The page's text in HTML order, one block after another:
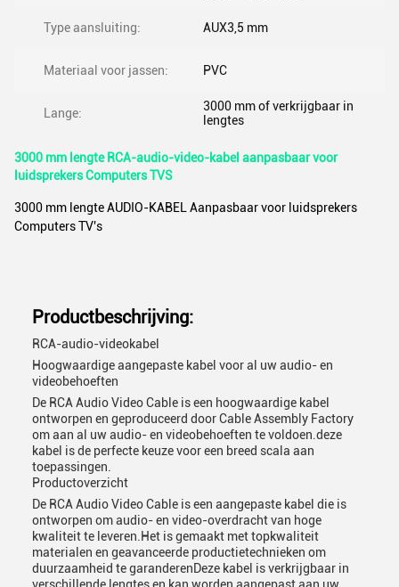
Type aansluiting: AUX3,5 mm
Materiaal voor jassen: PVC
Lange:
3000 mm of verkrijgbaar in
lengtes
3000 mm lengte RCA-audio-video-kabel aanpasbaar voor
luidsprekers Computers TVS
3000 mm lengte AUDIO-KABEL Aanpasbaar voor luidsprekers
Computers TV's
Productbeschrijving:
RCA-audio-videokabel
Hoogwaardige aangepaste kabel voor al uw audio- en
videobehoeften
De RCA Audio Video Cable is een hoogwaardige kabel
ontworpen en geproduceerd door Cable Assembly Factory
om aan al uw audio- en videobehoeften te voldoen.deze
kabel is de perfecte keuze voor een breed scala aan
toepassingen.
Productoverzicht
De RCA Audio Video Cable is een aangepaste kabel die is
ontworpen om audio- en video-overdracht van hoge
kwaliteit te leveren.Het is gemaakt met topkwaliteit
materialen en geavanceerde productietechnieken om
duurzaamheid te garanderenDeze kabel is verkrijgbaar in